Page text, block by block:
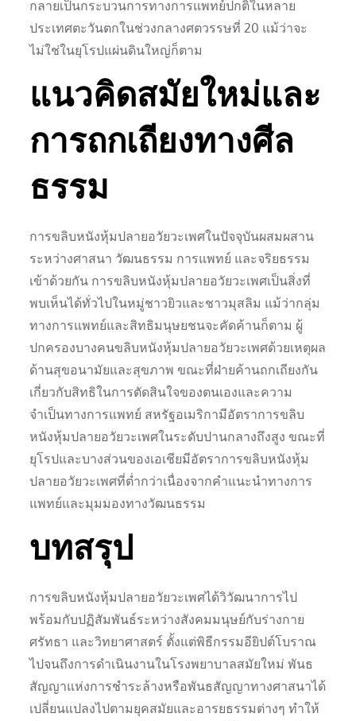
กลายเป็นกระบวนการทางการแพทย์ปกติในหลาย
ประเทศตะวันตกในช่วงกลางศตวรรษที่ 20 แม้ว่าจะ
ไม่ใช่ในยุโรปแผ่นดินใหญ่ก็ตาม
แนวคิดสมัยใหม่และ
การถกเถียงทางศีล
ธรรม
การขลิบหนังหุ้มปลายอวัยวะเพศในปัจจุบันผสมผสาน
ระหว่างศาสนา วัฒนธรรม การแพทย์ และจริยธรรม
เข้าด้วยกัน การขลิบหนังหุ้มปลายอวัยวะเพศเป็นสิ่งที่
พบเห็นได้ทั่วไปในหมู่ชาวยิวและชาวมุสลิม แม้ว่ากลุ่ม
ทางการแพทย์และสิทธิมนุษยชนจะคัดค้านก็ตาม ผู้
ปกครองบางคนขลิบหนังหุ้มปลายอวัยวะเพศด้วยเหตุผล
ด้านสุขอนามัยและสุขภาพ ขณะที่ฝ่ายค้านถกเถียงกัน
เกี่ยวกับสิทธิในการตัดสินใจของตนเองและความ
จำเป็นทางการแพทย์ สหรัฐอเมริกามีอัตราการขลิบ
หนังหุ้มปลายอวัยวะเพศในระดับปานกลางถึงสูง ขณะที่
ยุโรปและบางส่วนของเอเชียมีอัตราการขลิบหนังหุ้ม
ปลายอวัยวะเพศที่ต่ำกว่าเนื่องจากคำแนะนำทางการ
แพทย์และมุมมองทางวัฒนธรรม
บทสรุป
การขลิบหนังหุ้มปลายอวัยวะเพศได้วิวัฒนาการไป
พร้อมกับปฏิสัมพันธ์ระหว่างสังคมมนุษย์กับร่างกาย
ศรัทธา และวิทยาศาสตร์ ตั้งแต่พิธีกรรมอียิปต์โบราณ
ไปจนถึงการดำเนินงานในโรงพยาบาลสมัยใหม่ พันธ
สัญญาแห่งการชำระล้างหรือพันธสัญญาทางศาสนาได้
เปลี่ยนแปลงไปตามยุคสมัยและอารยธรรมต่างๆ ทำให้